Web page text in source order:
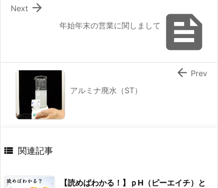

年始年末の営業に関しまして

Next
アルミナ廃水（ST）
 Prev
 関連記事
【読めばわかる！】ｐH（ピーエイチ）と